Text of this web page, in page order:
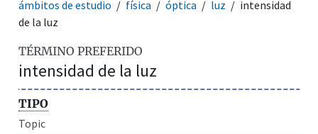
ámbitos de estudio
física óptica luz
intensidad
de la luz
TÉRMINO PREFERIDO
intensidad de la luz
TIPO
Topic